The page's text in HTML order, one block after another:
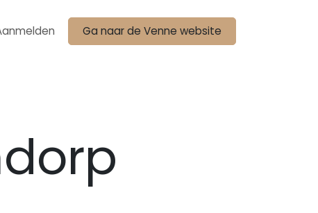
Ga naar de Venne website